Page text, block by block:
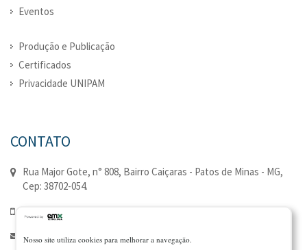
Eventos
Produção e Publicação
Certificados
Privacidade UNIPAM
CONTATO
Rua Major Gote, n° 808, Bairro Caiçaras - Patos de Minas - MG,
Cep: 38702-054.
(34) 3823-0352 | (34) 3823-0335
extensao@unipam.edu.br
Nosso site utiliza cookies para melhorar a navegação.